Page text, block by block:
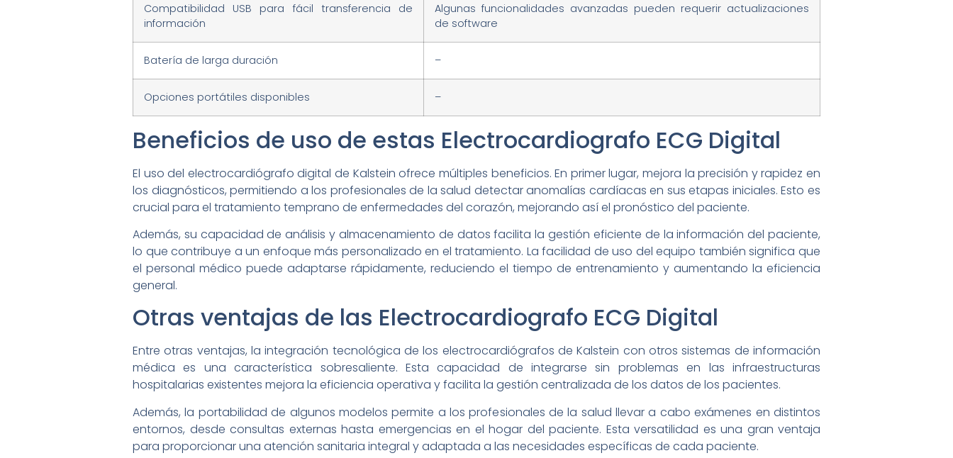
Compatibilidad USB para fácil transferencia de
información
Algunas funcionalidades avanzadas pueden requerir actualizaciones
de software
Batería de larga duración –
Opciones portátiles disponibles –
Beneficios de uso de estas Electrocardiografo ECG Digital
El uso del electrocardiógrafo digital de Kalstein ofrece múltiples beneficios. En primer lugar, mejora la precisión y rapidez en
los diagnósticos, permitiendo a los profesionales de la salud detectar anomalías cardíacas en sus etapas iniciales. Esto es
crucial para el tratamiento temprano de enfermedades del corazón, mejorando así el pronóstico del paciente.
Además, su capacidad de análisis y almacenamiento de datos facilita la gestión eficiente de la información del paciente,
lo que contribuye a un enfoque más personalizado en el tratamiento. La facilidad de uso del equipo también significa que
el personal médico puede adaptarse rápidamente, reduciendo el tiempo de entrenamiento y aumentando la eficiencia
general.
Otras ventajas de las Electrocardiografo ECG Digital
Entre otras ventajas, la integración tecnológica de los electrocardiógrafos de Kalstein con otros sistemas de información
médica es una característica sobresaliente. Esta capacidad de integrarse sin problemas en las infraestructuras
hospitalarias existentes mejora la eficiencia operativa y facilita la gestión centralizada de los datos de los pacientes.
Además, la portabilidad de algunos modelos permite a los profesionales de la salud llevar a cabo exámenes en distintos
entornos, desde consultas externas hasta emergencias en el hogar del paciente. Esta versatilidad es una gran ventaja
para proporcionar una atención sanitaria integral y adaptada a las necesidades específicas de cada paciente.